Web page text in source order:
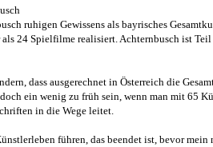
ruhigen Gewissens als bayrisches
24 Spielfilme realisiert. Achternbusch ist Teil
dass ausgerechnet in Österreich die
ein wenig zu früh sein, wenn man mit 65
in die Wege leitet.
führen, das beendet ist, bevor mein